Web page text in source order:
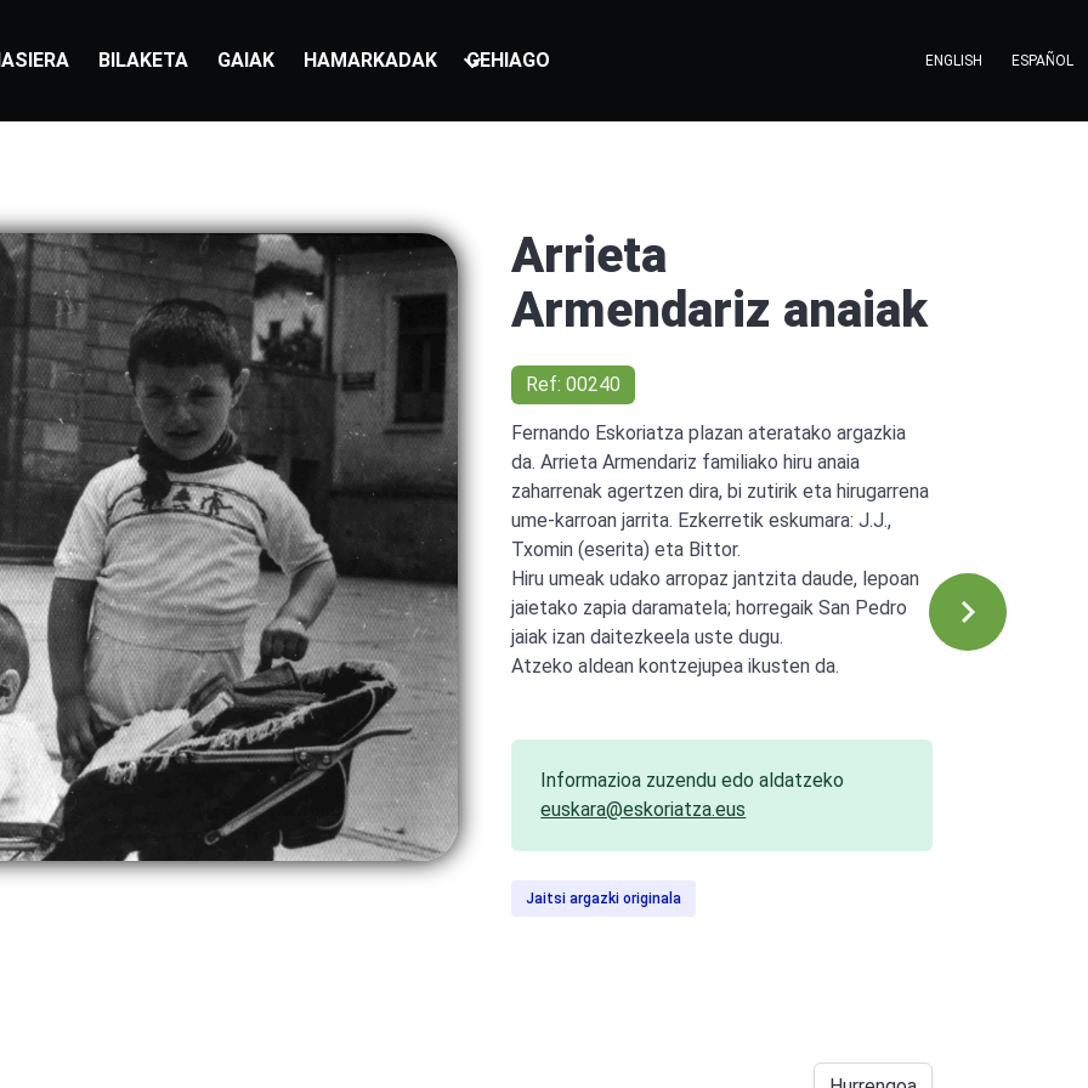
BILAKETA GAIAK HAMARKADAK GEHIAGO ENGLISH ESPAÑOL
Arrieta
Armendariz anaiak
Ref: 00240
Fernando Eskoriatza plazan ateratako argazkia
da. Arrieta Armendariz familiako hiru anaia
zaharrenak agertzen dira, bi zutirik eta hirugarrena
ume-karroan jarrita. Ezkerretik eskumara: J.J.,
Txomin (eserita) eta Bittor.
Hiru umeak udako arropaz jantzita daude, lepoan
jaietako zapia daramatela; horregaik San Pedro
jaiak izan daitezkeela uste dugu.
Atzeko aldean kontzejupea ikusten da.
Informazioa zuzendu edo aldatzeko
euskara@eskoriatza.eus
Jaitsi argazki originala